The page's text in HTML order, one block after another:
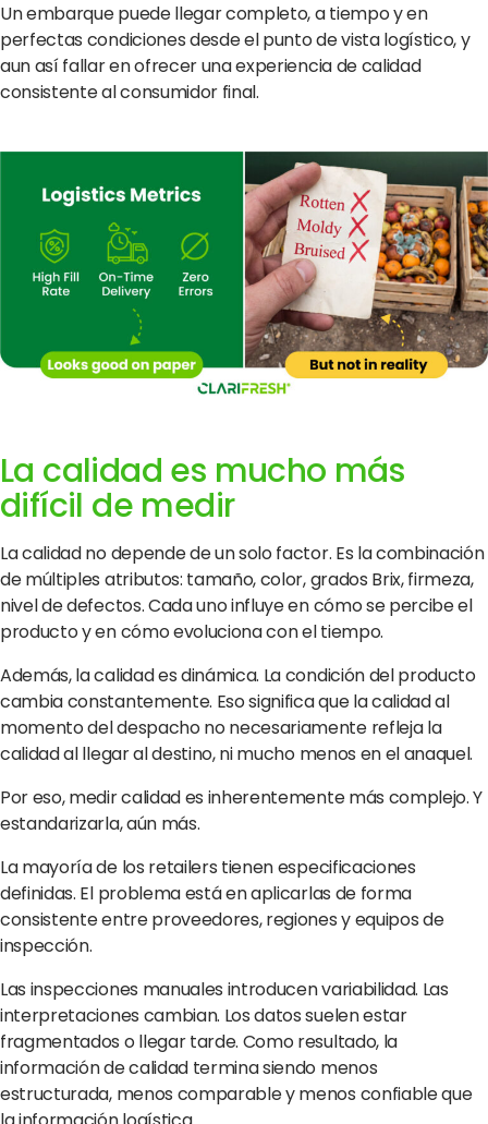
Un embarque puede llegar completo, a tiempo y en
perfectas condiciones desde el punto de vista logístico, y
aun así fallar en ofrecer una experiencia de calidad
consistente al consumidor final.
La calidad es mucho más
difícil de medir
La calidad no depende de un solo factor. Es la combinación
de múltiples atributos: tamaño, color, grados Brix, firmeza,
nivel de defectos. Cada uno influye en cómo se percibe el
producto y en cómo evoluciona con el tiempo.
Además, la calidad es dinámica. La condición del producto
cambia constantemente. Eso significa que la calidad al
momento del despacho no necesariamente refleja la
calidad al llegar al destino, ni mucho menos en el anaquel.
Por eso, medir calidad es inherentemente más complejo. Y
estandarizarla, aún más.
La mayoría de los retailers tienen especificaciones
definidas. El problema está en aplicarlas de forma
consistente entre proveedores, regiones y equipos de
inspección.
Las inspecciones manuales introducen variabilidad. Las
interpretaciones cambian. Los datos suelen estar
fragmentados o llegar tarde. Como resultado, la
información de calidad termina siendo menos
estructurada, menos comparable y menos confiable que